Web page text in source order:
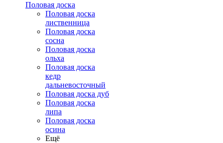
Половая доска
Половая доска
лиственница
Половая доска
сосна
Половая доска
ольха
Половая доска
кедр
дальневосточный
Половая доска дуб
Половая доска
липа
Половая доска
осина
Ещё